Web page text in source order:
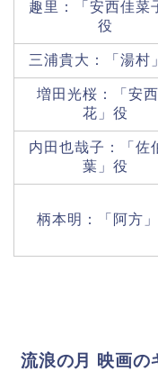
趣里：「安西佳菜
役
三浦貴大：「湯村
増田光桜：「安
花」役
内田也哉子：「佐
葉」役
柄本明：「阿方
流浪の月 映画の